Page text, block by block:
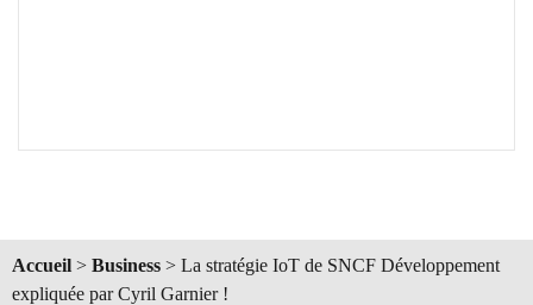
Accueil > Business > La stratégie IoT de SNCF Développement
expliquée par Cyril Garnier !